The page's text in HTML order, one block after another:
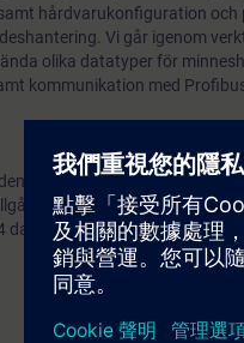
hårdvarukonfiguration
Vi går igenom
olika datatyper för
kommunikation med Profibus
utbildning får du prova
till mängder av
dagar efter kursens slut.